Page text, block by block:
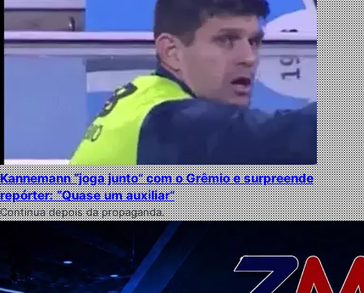
Kannemann “joga junto” com o Grêmio e surpreende
repórter: “Quase um auxiliar”
Continua depois da propaganda.